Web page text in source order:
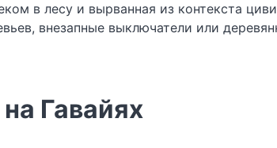
в лесу и вырванная из контекста
внезапные выключатели или
Гавайях